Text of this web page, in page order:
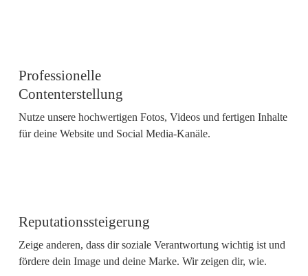
Professionelle
Contenterstellung
Nutze unsere hochwertigen Fotos, Videos und fertigen Inhalte
für deine Website und Social Media-Kanäle.
Reputationssteigerung
Zeige anderen, dass dir soziale Verantwortung wichtig ist und
fördere dein Image und deine Marke. Wir zeigen dir, wie.